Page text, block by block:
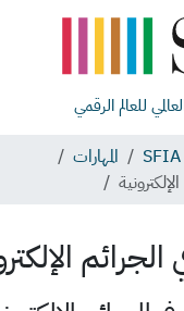
للعالم الرقمي
المهارات